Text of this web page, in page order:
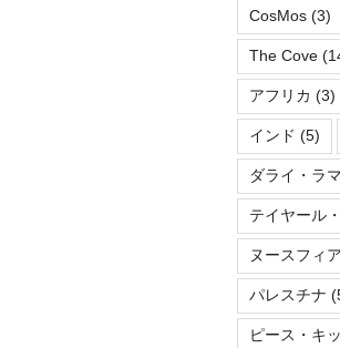
CosMos (3)
The Cove
アフリカ (3)
インド (5)
ダライ・ラ
テイヤール
ヌースフィア
パレスチナ
ピース・キ